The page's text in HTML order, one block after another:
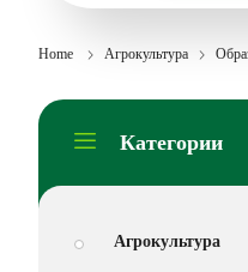
Home Агрокультура
Категории
Агрокультура